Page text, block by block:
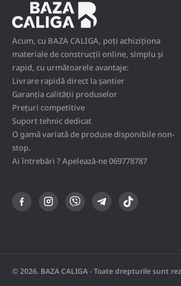
Acum, cu BAZA CALIGA, poți achiziționa
materiale de construcții online, simplu și
rapid, cu următoarele avantaje:
Livrare rapidă direct la șantier
Garanția calității produselor
Prețuri competitive
Suport tehnic dedicat
O gamă variată de produse disponibile non-
stop.
Ai întrebări ? Apelează-ne 069778787
© 2026. BAZA CALIGA - Toate drepturile sunt